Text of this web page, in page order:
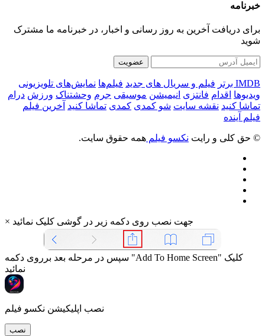
خبرنامه
برای دریافت آخرین به روز رسانی و اخبار، در خبرنامه ما مشترک
شوید
عضویت
IMDB برتر فیلم و سریال های جدید فیلم‌ها نمایش‌های تلویزیونی
ویدیوها اقدام فانتزی انیمیشن موسیقی جرم وحشتناک ورزش درام
تماشا کنید نقشه سایت شو کمدی کمدی تماشا کنید آخرین فیلم
فیلم آینده
© حق کلی و رایت نکسو فیلم همه حقوق سایت.
× جهت نصب روی دکمه زیر در گوشی کلیک نمائید
سپس در مرحله بعد برروی دکمه "Add To Home Screen" کلیک
نمائید
نصب اپلیکیشن نکسو فیلم
نصب